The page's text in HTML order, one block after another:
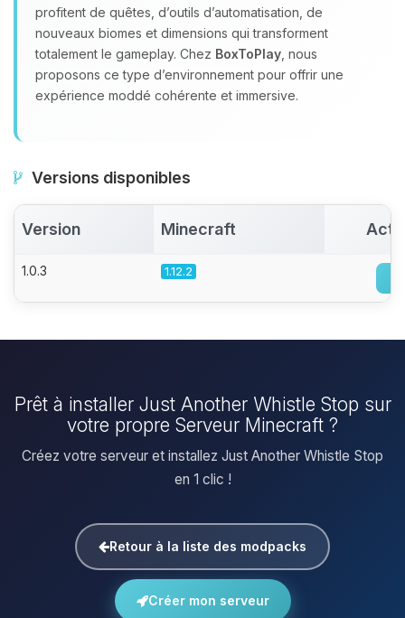
profitent de quêtes, d’outils d’automatisation, de
nouveaux biomes et dimensions qui transforment
totalement le gameplay. Chez BoxToPlay , nous
proposons ce type d’environnement pour offrir une
expérience moddé cohérente et immersive.
Versions disponibles
Version Minecraft
1.0.3 1.12.2
Prêt à installer Just Another Whistle Stop sur
votre propre Serveur Minecraft ?
Créez votre serveur et installez Just Another Whistle Stop
en 1 clic !
Retour à la liste des modpacks
Créer mon serveur